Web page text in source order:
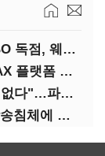
티빙 첫 분기 흑자…"2031년까지 KBO 독점, 웨이브 합병도 속도"
박윤영 KT 대표, AIDC 현장경영…"AX 플랫폼 핵심 인프라로 키운다"
LGU+, "AI 투자 확대에도 외부 차입 없다"…파주 AIDC 수익성 자신
LG헬로비전, 2분기 영업익 30억…방송침체에 교육용 단말 시장도 축소